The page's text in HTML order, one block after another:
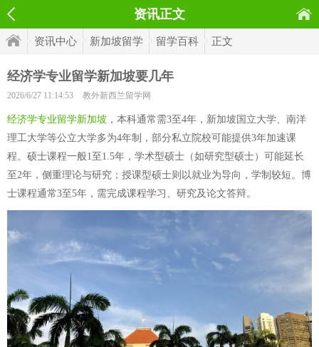
资讯正文
资讯中心 新加坡留学 留学百科 正文
经济学专业留学新加坡要几年
2026/6/27 11:14:53 教外新西兰留学网
经济学专业留学新加坡 ，本科通常需3至4年，新加坡国立大学、南洋
理工大学等公立大学多为4年制，部分私立院校可能提供3年加速课
程。硕士课程一般1至1.5年，学术型硕士（如研究型硕士）可能延长
至2年，侧重理论与研究；授课型硕士则以就业为导向，学制较短。博
士课程通常3至5年，需完成课程学习、研究及论文答辩。